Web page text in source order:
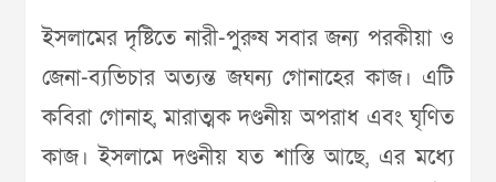
ইসলামের দৃষ্টিতে নারী-পুরুষ সবার জন্য পরকীয়া ও
জেনা-ব্যভিচার অত্যন্ত জঘন্য গোনাহের কাজ। এটি
কবিরা গোনাহ, মারাত্মক দণ্ডনীয় অপরাধ এবং ঘৃণিত
কাজ। ইসলামে দণ্ডনীয় যত শাস্তি আছে, এর মধ্যে